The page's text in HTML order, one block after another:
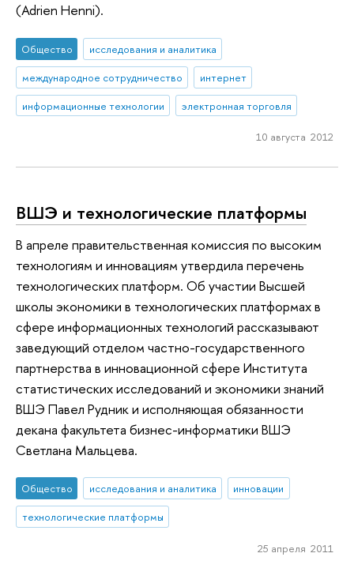
(Adrien Henni).
Общество
исследования и аналитика
международное сотрудничество
интернет
информационные технологии
электронная торговля
10 августа 2012
ВШЭ и технологические платформы
В апреле правительственная комиссия по высоким
технологиям и инновациям утвердила перечень
технологических платформ. Об участии Высшей
школы экономики в технологических платформах в
сфере информационных технологий рассказывают
заведующий отделом частно-государственного
партнерства в инновационной сфере Института
статистических исследований и экономики знаний
ВШЭ Павел Рудник и исполняющая обязанности
декана факультета бизнес-информатики ВШЭ
Светлана Мальцева.
Общество исследования и аналитика
инновации
технологические платформы
25 апреля 2011